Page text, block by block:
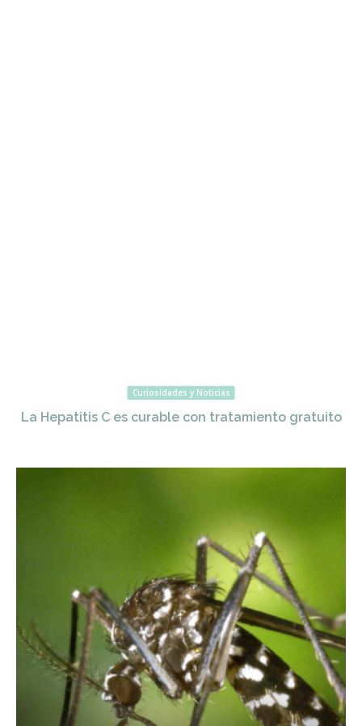
Curiosidades y Noticias
La Hepatitis C es curable con tratamiento gratuito